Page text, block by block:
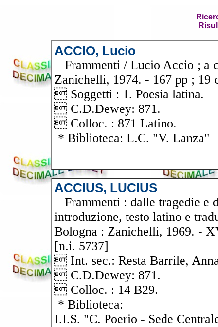
ACCIO, Lucio
Frammenti / Lucio Accio ; a
Zanichelli, 1974. - 167 pp ; 19
 Soggetti : 1. Poesia latina.
 C.D.Dewey: 871.
 Colloc. : 871 Latino.
* Biblioteca: L.C. "V. Lanza"
ACCIUS, LUCIUS
Frammenti : dalle tragedie e
introduzione, testo latino e
Bologna : Zanichelli, 1969. -
[n.i. 5737]
 Int. sec.: Resta Barrile,
 C.D.Dewey: 871.
 Colloc. : 14 B29.
* Biblioteca:
I.I.S. "C. Poerio - Sede